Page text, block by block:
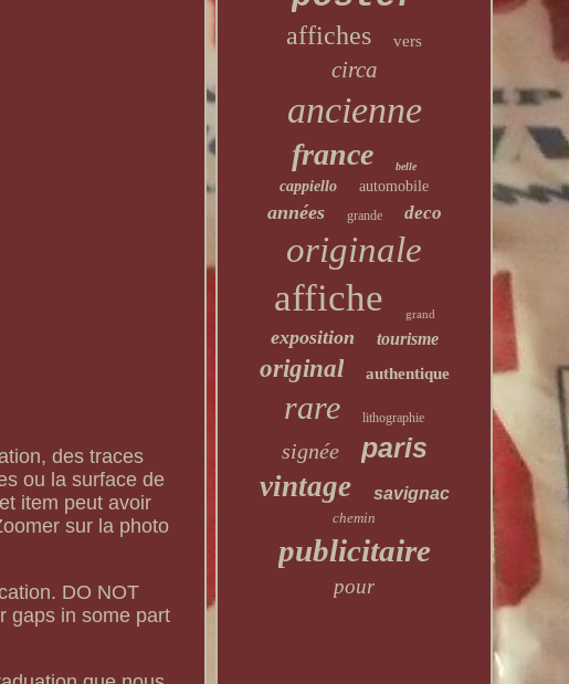
des traces
ou la surface de
item peut avoir
sur la photo
DO NOT
gaps in some part
affiches vers
circa
ancienne
france belle
cappiello automobile
années grande deco
originale
affiche grand
exposition tourisme
original authentique
rare lithographie
signée paris
vintage savignac
chemin
publicitaire
pour